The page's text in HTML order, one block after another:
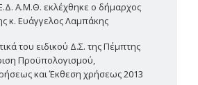
Α.Μ.Θ. εκλέχθηκε ο δήμαρχος
κ. Ευάγγελος Λαμπάκης
του ειδικού Δ.Σ. της Πέμπτης
Προϋπολογισμού,
και Έκθεση χρήσεως 2013